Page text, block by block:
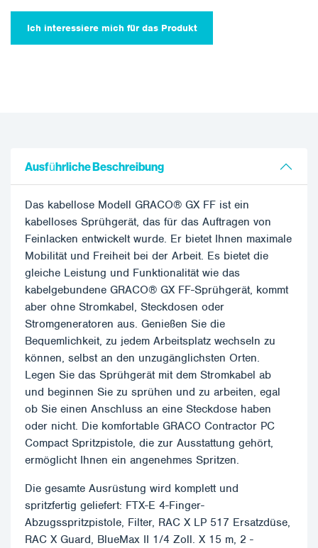
Ich interessiere mich für das Produkt
Ausführliche Beschreibung
Das kabellose Modell GRACO® GX FF ist ein
kabelloses Sprühgerät, das für das Auftragen von
Feinlacken entwickelt wurde. Er bietet Ihnen maximale
Mobilität und Freiheit bei der Arbeit. Es bietet die
gleiche Leistung und Funktionalität wie das
kabelgebundene GRACO® GX FF-Sprühgerät, kommt
aber ohne Stromkabel, Steckdosen oder
Stromgeneratoren aus. Genießen Sie die
Bequemlichkeit, zu jedem Arbeitsplatz wechseln zu
können, selbst an den unzugänglichsten Orten.
Legen Sie das Sprühgerät mit dem Stromkabel ab
und beginnen Sie zu sprühen und zu arbeiten, egal
ob Sie einen Anschluss an eine Steckdose haben
oder nicht. Die komfortable GRACO Contractor PC
Compact Spritzpistole, die zur Ausstattung gehört,
ermöglicht Ihnen ein angenehmes Spritzen.
Die gesamte Ausrüstung wird komplett und
spritzfertig geliefert: FTX-E 4-Finger-
Abzugsspritzpistole, Filter, RAC X LP 517 Ersatzdüse,
RAC X Guard, BlueMax II 1/4 Zoll. X 15 m, 2 -